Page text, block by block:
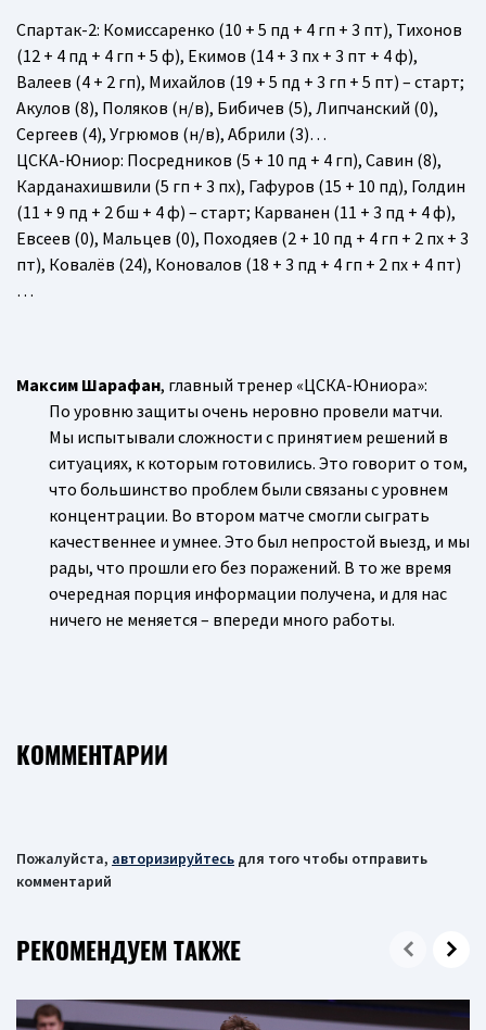
Спартак-2: Комиссаренко (10 + 5 пд + 4 гп + 3 пт), Тихонов
(12 + 4 пд + 4 гп + 5 ф), Екимов (14 + 3 пх + 3 пт + 4 ф),
Валеев (4 + 2 гп), Михайлов (19 + 5 пд + 3 гп + 5 пт) – старт;
Акулов (8), Поляков (н/в), Бибичев (5), Липчанский (0),
Сергеев (4), Угрюмов (н/в), Абрили (3)…
ЦСКА-Юниор: Посредников (5 + 10 пд + 4 гп), Савин (8),
Карданахишвили (5 гп + 3 пх), Гафуров (15 + 10 пд), Голдин
(11 + 9 пд + 2 бш + 4 ф) – старт; Карванен (11 + 3 пд + 4 ф),
Евсеев (0), Мальцев (0), Походяев (2 + 10 пд + 4 гп + 2 пх + 3
пт), Ковалёв (24), Коновалов (18 + 3 пд + 4 гп + 2 пх + 4 пт)
…
Максим Шарафан, главный тренер «ЦСКА-Юниора»:
По уровню защиты очень неровно провели матчи.
Мы испытывали сложности с принятием решений в
ситуациях, к которым готовились. Это говорит о том,
что большинство проблем были связаны с уровнем
концентрации. Во втором матче смогли сыграть
качественнее и умнее. Это был непростой выезд, и мы
рады, что прошли его без поражений. В то же время
очередная порция информации получена, и для нас
ничего не меняется – впереди много работы.
КОММЕНТАРИИ
Пожалуйста, авторизируйтесь для того чтобы отправить
комментарий
РЕКОМЕНДУЕМ ТАКЖЕ